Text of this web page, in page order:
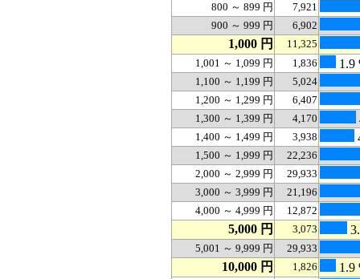
800 ～ 899 円
7,921
900 ～ 999 円
6,902
1,000 円
11,325
1,001 ～ 1,099 円
1,836 1.9
1,100 ～ 1,199 円
5,024
1,200 ～ 1,299 円
6,407
1,300 ～ 1,399 円
4,170
1,400 ～ 1,499 円 3,938
1,500 ～ 1,999 円
22,236
2,000 ～ 2,999 円
29,933
3,000 ～ 3,999 円
21,196
4,000 ～ 4,999 円
12,872
5,000 円 3,073
5,001 ～ 9,999 円 29,933
10,000 円 1,826 1.9